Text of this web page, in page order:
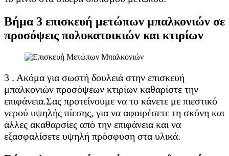
Βήμα 3 επισκευή μετώπων μπαλκονιών σε
προσόψεις πολυκατοικιών και κτιρίων
3 . Ακόμα για σωστή δουλειά στην επισκευή
μπαλκονιών προσόψεων κτιρίων καθαρίστε την
επιφάνεια.Σας προτείνουμε να το κάνετε με πιεστικό
νερού υψηλής πίεσης, για να αφαιρέσετε τη σκόνη και
άλλες ακαθαρσίες από την επιφάνεια και να
εξασφαλίσετε υψηλή πρόσφυση στα υλικά.